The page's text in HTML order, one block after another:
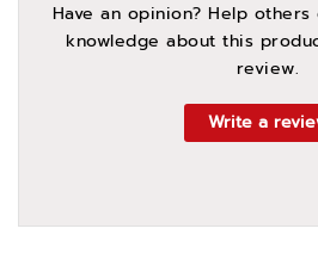
Have an opinion? Help
knowledge about this
review.
Write a